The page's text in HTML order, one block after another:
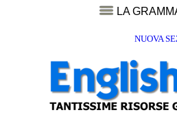
LA
NUOVA